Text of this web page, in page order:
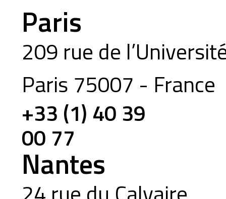
Paris
209 rue de
Paris 75007 - France
+33 (1) 40 39
00 77
Nantes